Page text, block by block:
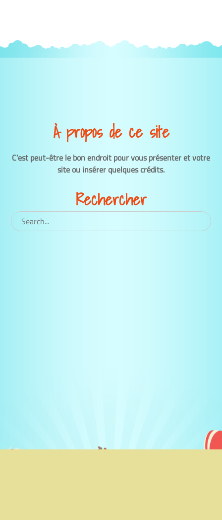
À propos de ce site
C’est peut-être le bon endroit pour vous présenter et votre
site ou insérer quelques crédits.
Rechercher